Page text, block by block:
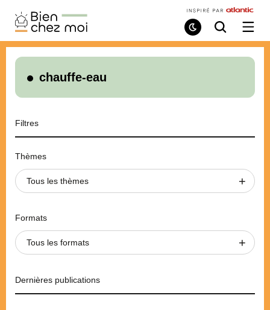
Bien
Chez
Moi
Mode
de
Recherche
/
le
chauffe-eau
Filtres
Thèmes
Tous les thèmes
Formats
Tous les formats
Dernières publications